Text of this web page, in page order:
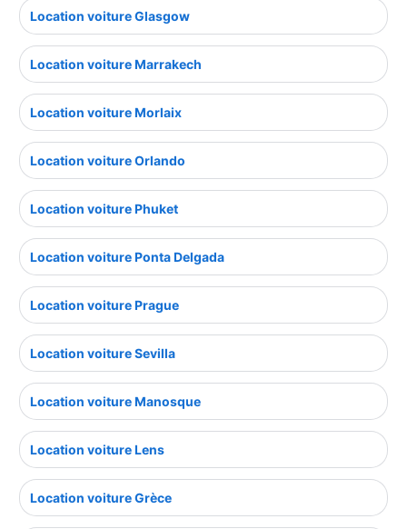
Location voiture Glasgow
Location voiture Marrakech
Location voiture Morlaix
Location voiture Orlando
Location voiture Phuket
Location voiture Ponta Delgada
Location voiture Prague
Location voiture Sevilla
Location voiture Manosque
Location voiture Lens
Location voiture Grèce